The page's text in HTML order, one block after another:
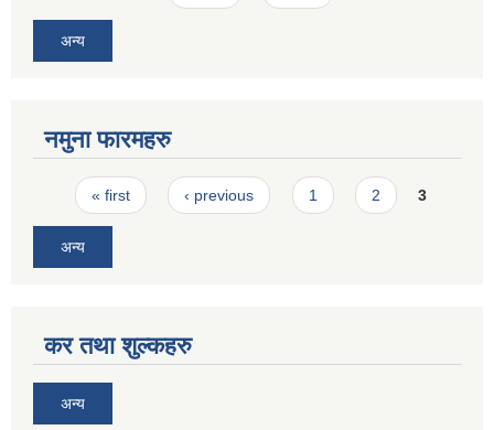
अन्य
नमुना फारमहरु
Pages
« first ‹ previous 1 2 3
अन्य
कर तथा शुल्कहरु
अन्य